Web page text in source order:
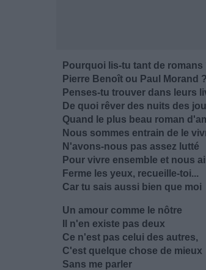
Pourquoi lis-tu tant de romans
Pierre Benoît ou Paul Morand ?
Penses-tu trouver dans leurs
De quoi rêver des nuits des
Quand le plus beau roman
Nous sommes entrain de le
N'avons-nous pas assez lutté
Pour vivre ensemble et nous
Ferme les yeux, recueille-toi...
Car tu sais aussi bien que moi
Un amour comme le nôtre
Il n'en existe pas deux
Ce n'est pas celui des autres,
C'est quelque chose de mieux
Sans me parler